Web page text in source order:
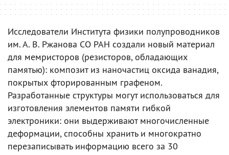
Исследователи Института физики полупроводников
им. А. В. Ржанова СО РАН создали новый материал
для мемристоров (резисторов, обладающих
памятью): композит из наночастиц оксида ванадия,
покрытых фторированным графеном.
Разработанные структуры могут использоваться для
изготовления элементов памяти гибкой
электроники: они выдерживают многочисленные
деформации, способны хранить и многократно
перезаписывать информацию всего за 30